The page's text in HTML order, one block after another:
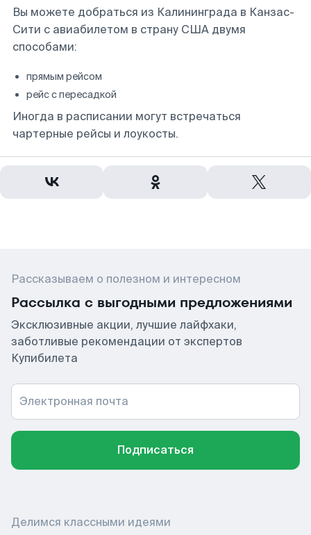
Вы можете добраться из Калининграда в Канзас-
Сити с авиабилетом в страну США двумя
способами:
прямым рейсом
рейс с пересадкой
Иногда в расписании могут встречаться
чартерные рейсы и лоукосты.
Рассказываем о полезном и интересном
Рассылка с выгодными предложениями
Эксклюзивные акции, лучшие лайфхаки,
заботливые рекомендации от экспертов
Купибилета
Электронная почта
Подписаться
Делимся классными идеями